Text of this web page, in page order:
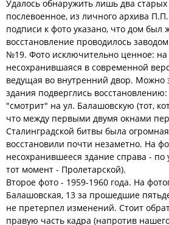
Удалось обнаружить лишь два
послевоенное, из личного архива
подписи к фото указано, что дом был
восстановление проводилось
№19. Фото исключительно ценное:
несохранившаяся в современной
ведущая во внутренний двор. Можно
здания подверглись
"смотрит" на ул. Балашовскую (тот,
что между первыми двумя окнами
Сталинградской битвы была
восстановили почти незаметно. На
несохранившееся здание справа -
тот момент - Пролетарской).
Второе фото - 1959-1960 года. На
Балашовская, 13 за прошедшие
не претерпел изменений. Стоит
правую часть кадра (напротив